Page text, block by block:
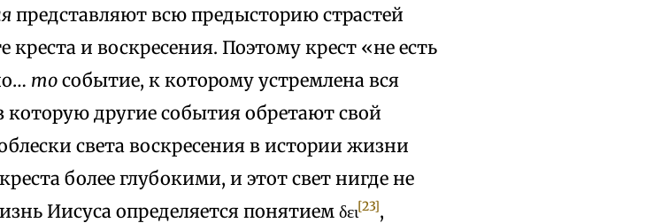
представляют всю предысторию страстей
и воскресения. Поэтому крест «не есть
то событие, к которому устремлена вся
которую другие события обретают свой
света воскресения в истории жизни
более глубокими, и этот свет нигде не
Иисуса определяется понятием δει[23],